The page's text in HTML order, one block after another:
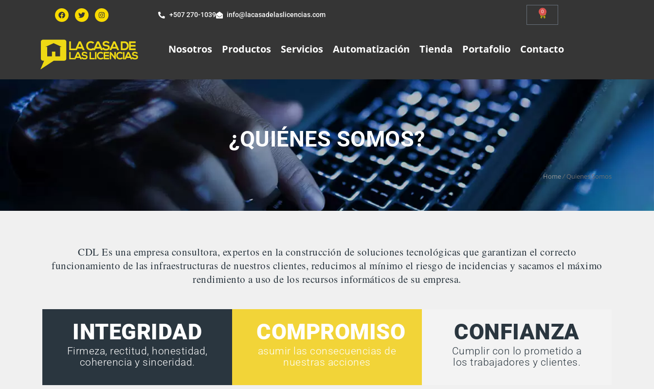
+507 270-1039 info@lacasadelaslicencias.com 0
Nosotros Productos Servicios Automatización Tienda Portafolio Contacto
¿QUIÉNES SOMOS?
Home/ Quienes Somos
CDL Es una empresa consultora, expertos en la construcción de soluciones tecnológicas que garantizan el correcto
funcionamiento de las infraestructuras de nuestros clientes, reducimos al mínimo el riesgo de incidencias y sacamos el máximo
rendimiento a uso de los recursos informáticos de su empresa.
INTEGRIDAD
Firmeza, rectitud, honestidad,
coherencia y sinceridad.
COMPROMISO
asumir las consecuencias de
nuestras acciones
CONFIANZA
Cumplir con lo prometido a
los trabajadores y clientes.